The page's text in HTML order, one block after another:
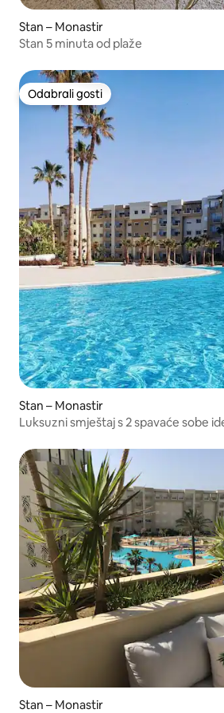
Stan – Monastir
Stan 5 minuta od plaže
Odabrali gosti
Odabrali gosti
Stan – Monastir
Luksuzni smještaj s 2 spavaće sobe
Stan – Monastir